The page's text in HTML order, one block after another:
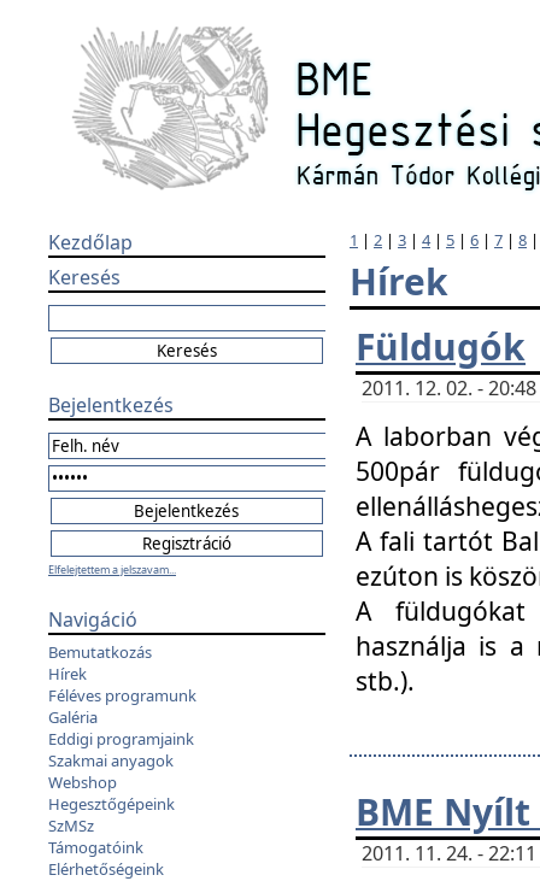
Kezdőlap
Keresés
Bejelentkezés
Elfelejtettem a jelszavam...
Navigáció
Bemutatkozás
Hírek
Féléves programunk
Galéria
Eddigi programjaink
Szakmai anyagok
Webshop
Hegesztőgépeink
SzMSz
Támogatóink
Elérhetőségeink
1 | 2 | 3 | 4| 5 | 6 | 7 | 8
Hírek
Füldugók
2011. 12. 02. -
A laborban
500pár
A fali tartót
ezúton is
A füldugókat
használja is a
stb.).
BME
2011. 11. 24. -